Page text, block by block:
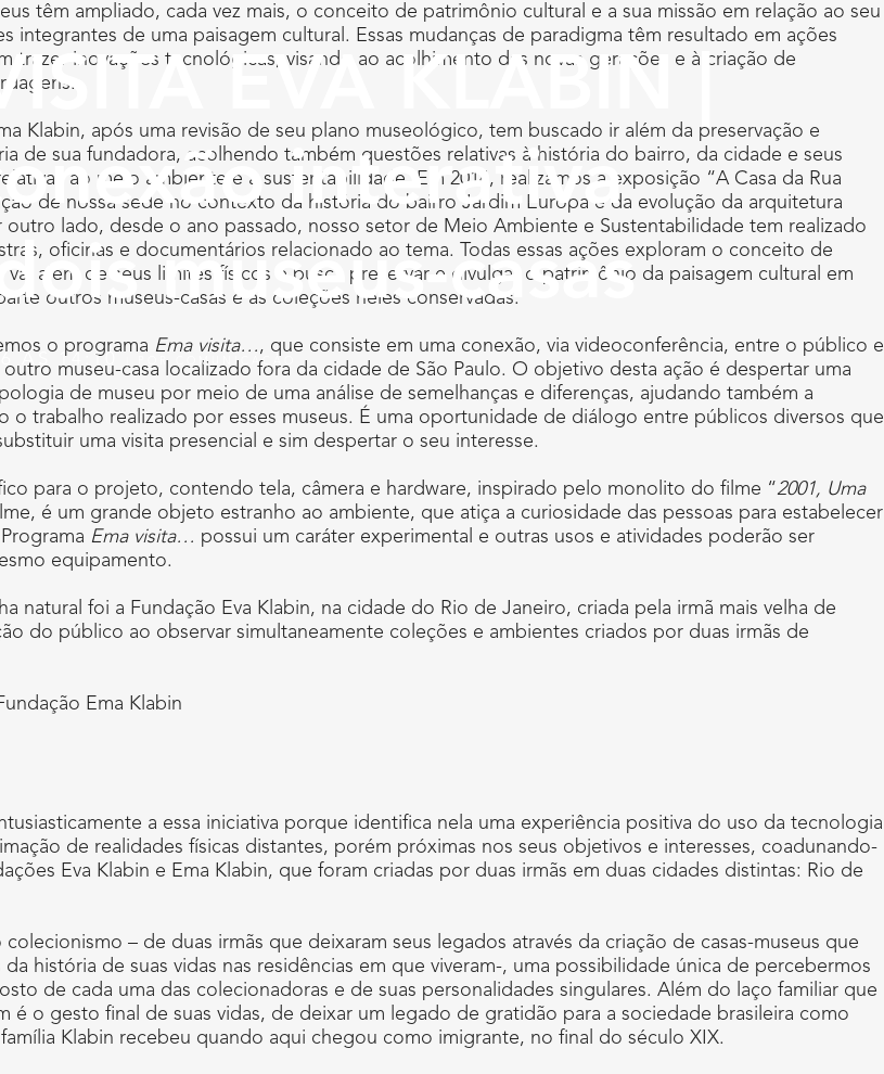
EVA KLABIN |
interativa
museus-casas
ÀS 14:10 POR COMUNICAÇÃO
têm ampliado, cada vez mais, o conceito de patrimônio cultural e a sua missão em relação ao seu
integrantes de uma paisagem cultural. Essas mudanças de paradigma têm resultado em ações
trazer inovações tecnológicas, visando ao acolhimento das novas gerações e à criação de
Klabin, após uma revisão de seu plano museológico, tem buscado ir além da preservação e
de sua fundadora, acolhendo também questões relativas à história do bairro, da cidade e seus
ao meio ambiente e à sustentabilidade. Em 2014, realizamos a exposição “A Casa da Rua
de nossa sede no contexto da história do bairro Jardim Europa e da evolução da arquitetura
outro lado, desde o ano passado, nosso setor de Meio Ambiente e Sustentabilidade tem realizado
oficinas e documentários relacionado ao tema. Todas essas ações exploram o conceito de
vai além de seus limites físicos e busca preservar e divulgar o patrimônio da paisagem cultural em
outros museus-casas e as coleções neles conservadas.
o programa Ema visita…, que consiste em uma conexão, via videoconferência, entre o público e
museu-casa localizado fora da cidade de São Paulo. O objetivo desta ação é despertar uma
de museu por meio de uma análise de semelhanças e diferenças, ajudando também a
o trabalho realizado por esses museus. É uma oportunidade de diálogo entre públicos diversos que
uma visita presencial e sim despertar o seu interesse.
para o projeto, contendo tela, câmera e hardware, inspirado pelo monolito do filme “2001, Uma
é um grande objeto estranho ao ambiente, que atiça a curiosidade das pessoas para estabelecer
Ema visita… possui um caráter experimental e outras usos e atividades poderão ser
equipamento.
natural foi a Fundação Eva Klabin, na cidade do Rio de Janeiro, criada pela irmã mais velha de
do público ao observar simultaneamente coleções e ambientes criados por duas irmãs de
Ema Klabin
a essa iniciativa porque identifica nela uma experiência positiva do uso da tecnologia
de realidades físicas distantes, porém próximas nos seus objetivos e interesses, coadunando-
Eva Klabin e Ema Klabin, que foram criadas por duas irmãs em duas cidades distintas: Rio de
– de duas irmãs que deixaram seus legados através da criação de casas-museus que
história de suas vidas nas residências em que viveram-, uma possibilidade única de percebermos
de cada uma das colecionadoras e de suas personalidades singulares. Além do laço familiar que
é o gesto final de suas vidas, de deixar um legado de gratidão para a sociedade brasileira como
Klabin recebeu quando aqui chegou como imigrante, no final do século XIX.